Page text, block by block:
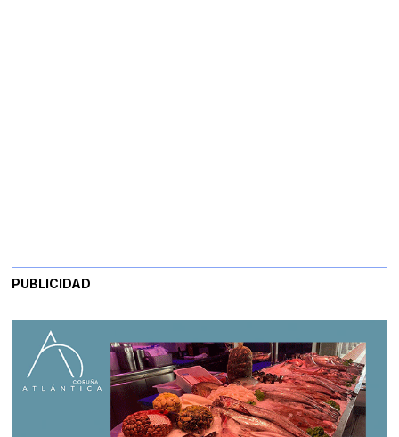
PUBLICIDAD